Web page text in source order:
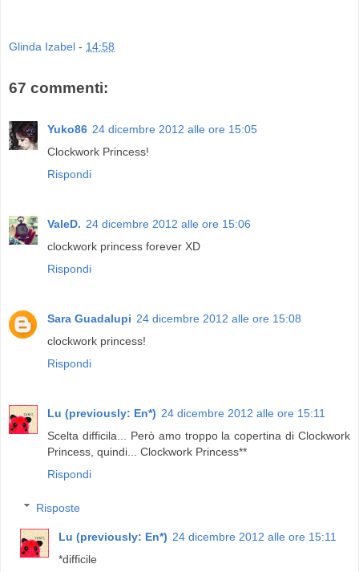
Glinda Izabel - 14:58
67 commenti:
Yuko86 24 dicembre 2012 alle ore 15:05
Clockwork Princess!
Rispondi
ValeD. 24 dicembre 2012 alle ore 15:06
clockwork princess forever XD
Rispondi
Sara Guadalupi 24 dicembre 2012 alle ore 15:08
clockwork princess!
Rispondi
Lu (previously: En*) 24 dicembre 2012 alle ore 15:11
Scelta difficila... Però amo troppo la copertina di Clockwork
Princess, quindi... Clockwork Princess**
Rispondi
Risposte
Lu (previously: En*) 24 dicembre 2012 alle ore 15:11
*difficile